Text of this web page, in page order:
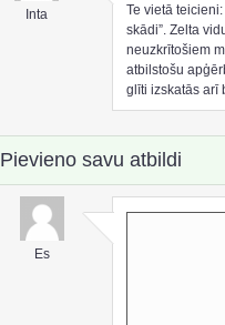
Inta
Te vietā
skādi”. Zelta
neuzkrītošiem
atbilstošu
glīti izskatās arī
Pievieno savu atbildi
Es